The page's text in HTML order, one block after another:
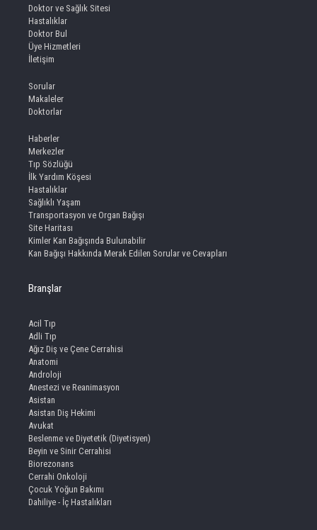
Doktor ve Sağlık Sitesi
Hastalıklar
Doktor Bul
Üye Hizmetleri
İletişim
Sorular
Makaleler
Doktorlar
Haberler
Merkezler
Tıp Sözlüğü
İlk Yardım Köşesi
Hastalıklar
Sağlıklı Yaşam
Transportasyon ve Organ Bağışı
Site Haritası
Kimler Kan Bağışında Bulunabilir
Kan Bağışı Hakkında Merak Edilen Sorular ve Cevapları
Branşlar
Acil Tıp
Adli Tıp
Ağız Diş ve Çene Cerrahisi
Anatomi
Androloji
Anestezi ve Reanimasyon
Asistan
Asistan Diş Hekimi
Avukat
Beslenme ve Diyetetik (Diyetisyen)
Beyin ve Sinir Cerrahisi
Biorezonans
Cerrahi Onkoloji
Çocuk Yoğun Bakımı
Dahiliye - İç Hastalıkları